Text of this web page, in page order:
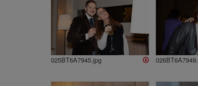
025BT6A7945.jpg